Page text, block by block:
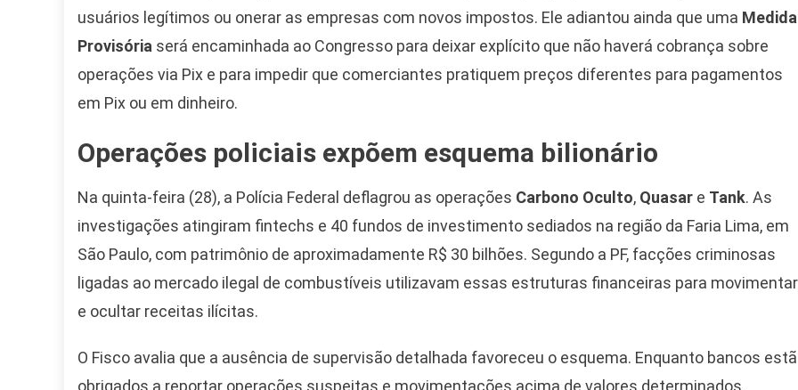
usuários legítimos ou onerar as empresas com novos impostos. Ele adiantou ainda que uma Medida
Provisória será encaminhada ao Congresso para deixar explícito que não haverá cobrança sobre
operações via Pix e para impedir que comerciantes pratiquem preços diferentes para pagamentos
em Pix ou em dinheiro.
Operações policiais expõem esquema bilionário
Na quinta-feira (28), a Polícia Federal deflagrou as operações Carbono Oculto, Quasar e Tank. As
investigações atingiram fintechs e 40 fundos de investimento sediados na região da Faria Lima, em
São Paulo, com patrimônio de aproximadamente R$ 30 bilhões. Segundo a PF, facções criminosas
ligadas ao mercado ilegal de combustíveis utilizavam essas estruturas financeiras para movimentar
e ocultar receitas ilícitas.
O Fisco avalia que a ausência de supervisão detalhada favoreceu o esquema. Enquanto bancos
Camiseta Camisa
2026 Pátria Brasil 6 X
10,00 S/JUROS
R$60,00R$99,00
Ver no MERCADO
LIVRE